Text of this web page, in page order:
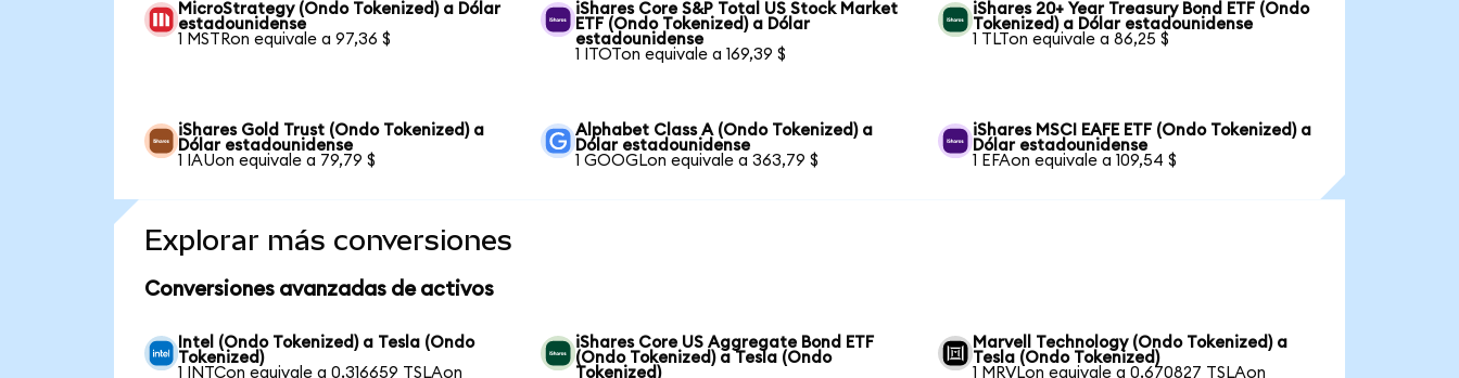
MicroStrategy (Ondo Tokenized) a Dólar
estadounidense
1 MSTRon equivale a 97,36 $
iShares Core S&P Total US Stock Market
ETF (Ondo Tokenized) a Dólar
estadounidense
1 ITOTon equivale a 169,39 $
iShares 20+ Year Treasury Bond ETF (Ondo
Tokenized) a Dólar estadounidense
1 TLTon equivale a 86,25 $
iShares Gold Trust (Ondo Tokenized) a
Dólar estadounidense
1 IAUon equivale a 79,79 $
Alphabet Class A (Ondo Tokenized) a
Dólar estadounidense
1 GOOGLon equivale a 363,79 $
iShares MSCI EAFE ETF (Ondo Tokenized) a
Dólar estadounidense
1 EFAon equivale a 109,54 $
Explorar más conversiones
Conversiones avanzadas de activos
Intel (Ondo Tokenized) a Tesla (Ondo
Tokenized)
1 INTCon equivale a 0,316659 TSLAon
iShares Core US Aggregate Bond ETF
(Ondo Tokenized) a Tesla (Ondo
Tokenized)
Marvell Technology (Ondo Tokenized) a
Tesla (Ondo Tokenized)
1 MRVLon equivale a 0,670827 TSLAon